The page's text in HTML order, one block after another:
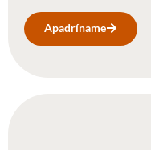
Apadríname